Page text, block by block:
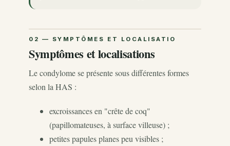
Symptômes et localisations
Le condylome se présente sous différentes formes
selon la HAS :
excroissances en "crête de coq"
(papillomateuses, à surface villeuse) ;
petites papules planes peu visibles ;